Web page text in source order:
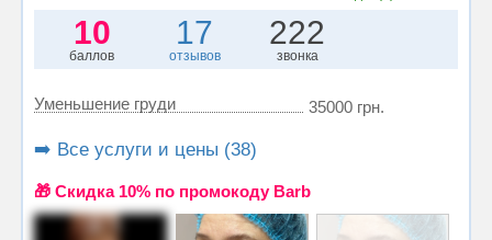
10
баллов
17
отзывов
222
звонка
Уменьшение груди 35000 грн.
➡️ Все услуги и цены (38)
🎁 Cкидка 10% по промокоду Barb